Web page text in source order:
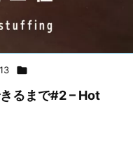

るまで#2 – Hot